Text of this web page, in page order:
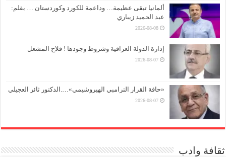
ألمانيا تبقى عظيمة… وداعمة للكورد وكوردستان … بقلم:
عبد الحميد زيباري
2026-08-08
إدارة الدولة العراقية وشروط وجودها ! فلاح المشعل
2026-08-07
«حافة القرار الترامبي الهيروشيمي»….الدكتور ثائر العجيلي
2026-08-07
ثقافة وادب